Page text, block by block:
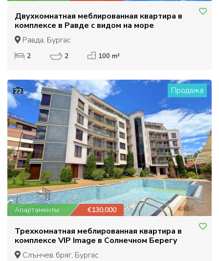
Двухкомнатная меблированная квартира в
комплексе в Равде с видом на море
Равда, Бургас
2 2 100 m²
22 Продажа
Апартаменты €130,000
Трехкомнатная меблированная квартира в
комплексе VIP Image в Солнечном Берегу
Слънчев бряг, Бургас